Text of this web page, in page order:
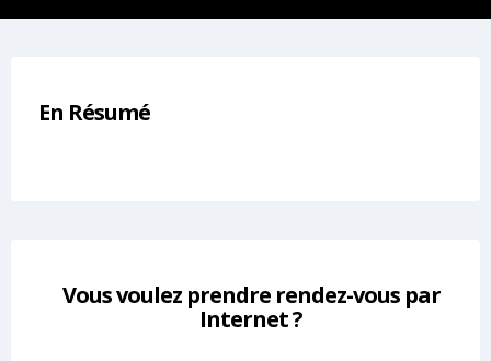
En Résumé
Vous voulez prendre rendez-vous par
Internet ?